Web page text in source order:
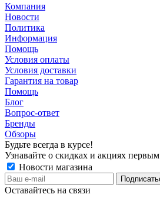
Компания
Новости
Политика
Информация
Помощь
Условия оплаты
Условия доставки
Гарантия на товар
Помощь
Блог
Вопрос-ответ
Бренды
Обзоры
Будьте всегда в курсе!
Узнавайте о скидках и акциях первым
Новости магазина
Оставайтесь на связи